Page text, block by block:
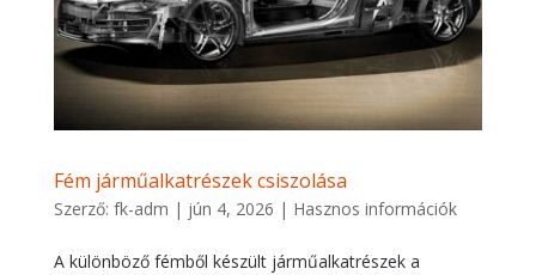
Fém járműalkatrészek csiszolása
Szerző: fk-adm | jún 4, 2026 | Hasznos információk
A különböző fémből készült járműalkatrészek a